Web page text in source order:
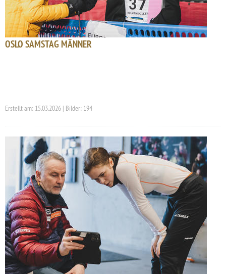
OSLO SAMSTAG MÄNNER
Erstellt am: 15.03.2026 | Bilder: 194